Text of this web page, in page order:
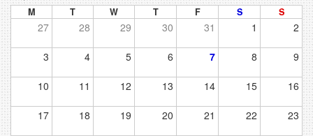
M T W T F S S
27 28 29 30 31 1 2
3 4 5 6 7 8 9
10 11 12 13 14 15 16
17 18 19 20 21 22 23